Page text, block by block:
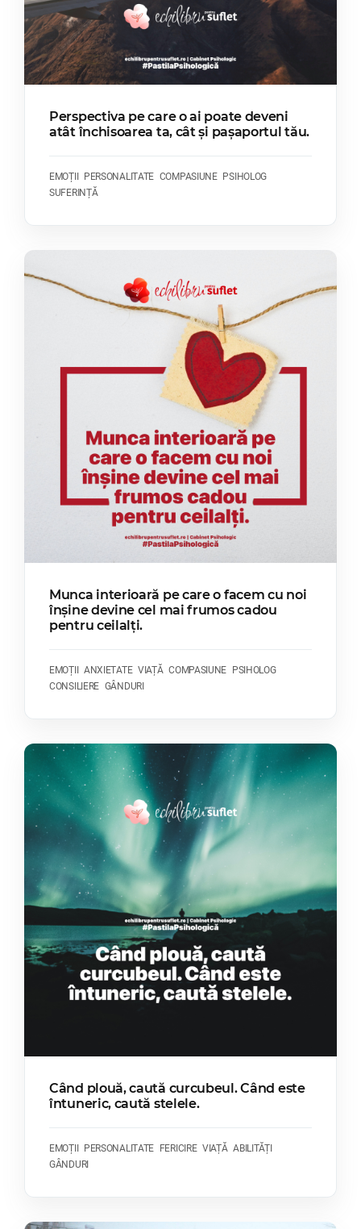
Perspectiva pe care o ai poate deveni
atât închisoarea ta, cât și pașaportul tău.
EMOȚII PERSONALITATE COMPASIUNE PSIHOLOG
SUFERINȚĂ
Munca interioară pe care o facem cu noi
înșine devine cel mai frumos cadou
pentru ceilalți.
EMOȚII ANXIETATE VIAȚĂ COMPASIUNE
PSIHOLOG
CONSILIERE GÂNDURI
Când plouă, caută curcubeul. Când este
întuneric, caută stelele.
EMOȚII PERSONALITATE FERICIRE VIAȚĂ ABILITĂȚI
GÂNDURI